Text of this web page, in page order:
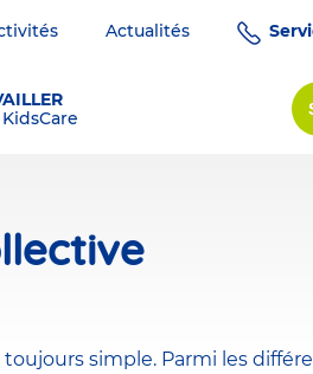
Actualités
simple. Parmi les